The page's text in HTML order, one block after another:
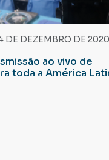
DE DEZEMBRO DE 2020
ao vivo de
toda a América